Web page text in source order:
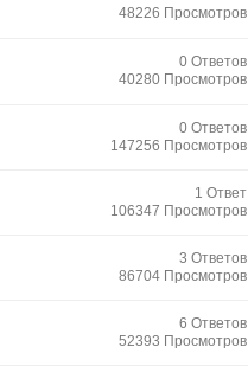
48226 Просмотров
0 Ответов
40280 Просмотров
0 Ответов
147256 Просмотров
1 Ответ
106347 Просмотров
3 Ответов
86704 Просмотров
6 Ответов
52393 Просмотров